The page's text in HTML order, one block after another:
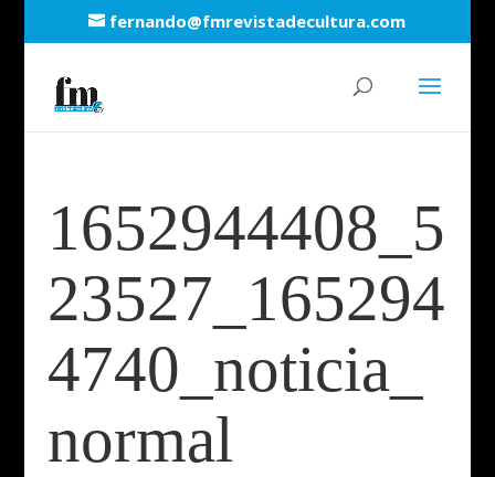
fernando@fmrevistadecultura.com
1652944408_5
23527_165294
4740_noticia_
normal